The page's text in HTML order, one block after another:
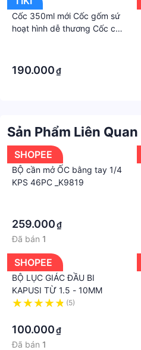
Cốc 350ml mới Cốc gốm sứ
hoạt hình dễ thương Cốc có
tặng
190.000₫
Sản Phẩm Liên Quan
SHOPEE
BỘ cần mở ỐC bằng tay 1/4
KPS 46PC _K9819
259.000₫
Đã bán 1
SHOPEE
BỘ LỤC GIÁC ĐẦU BI
KAPUSI TỪ 1.5 - 10MM
(5)
100.000₫
Đã bán 1